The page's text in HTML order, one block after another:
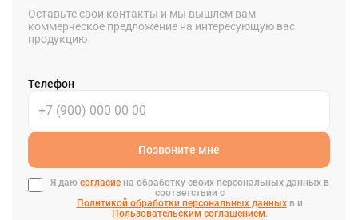
Оставьте свои контакты и мы вышлем вам
коммерческое предложение на интересующую вас
продукцию
Телефон
Позвоните мне
Я даю согласиена обработку своих персональных данных в
соответствии с
Политикой обработки персональных данныхв и
Пользовательским соглашением.